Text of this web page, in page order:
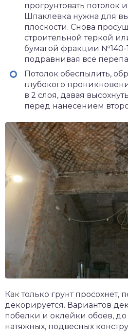
прогрунтовать потолок
Шпаклевка нужна для
плоскости. Снова
строительной теркой
бумагой фракции №140-
подравнивая все
Потолок обеспылить,
глубокого
в 2 слоя, давая
перед нанесением
Как только грунт просохнет,
декорируется. Вариантов
побелки и оклейки обоев, до
натяжных, подвесных